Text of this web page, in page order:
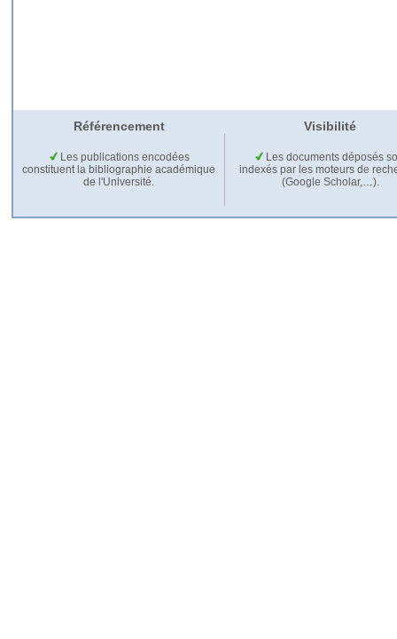
Référencement Visibilité
Les publications encodées
constituent la bibliographie académique
de l'Université.
Les documents déposés
indexés par les moteurs de
(Google Scholar,…).